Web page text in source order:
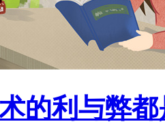
的利与弊